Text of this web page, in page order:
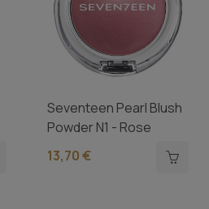
Seventeen Pearl Blush
Powder N1 - Rose
13,70 €